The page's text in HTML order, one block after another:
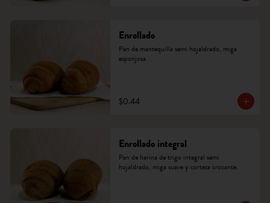
Enrollado
Pan de mantequilla semi hojaldrado, miga
esponjosa.
$0.44
Enrollado integral
Pan de harina de trigo integral semi
hojaldrado, miga suave y corteza crocante.